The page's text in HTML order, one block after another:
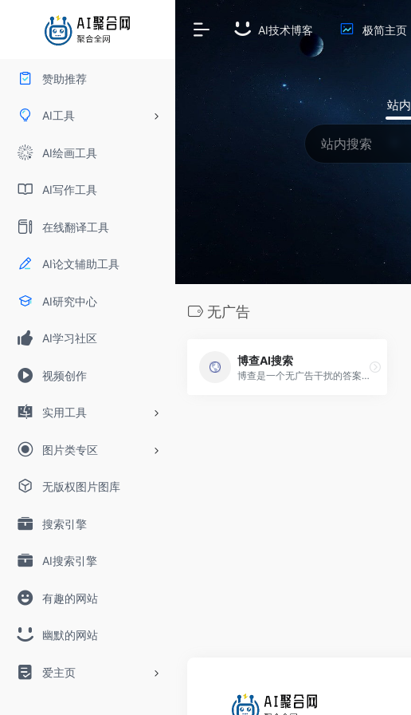
赞助推荐
AI工具
AI绘画工具
AI写作工具
在线翻译工具
AI论文辅助工具
AI研究中心
AI学习社区
视频创作
实用工具
图片类专区
无版权图片图库
搜索引擎
AI搜索引擎
有趣的网站
幽默的网站
爱主页
AI技术博客 极简主页
站内
无广告
博查AI搜索
博查是一个无广告干扰的答案引擎。你可以用自然语言提问，它会理解问题、细分检索并生成准确的答案